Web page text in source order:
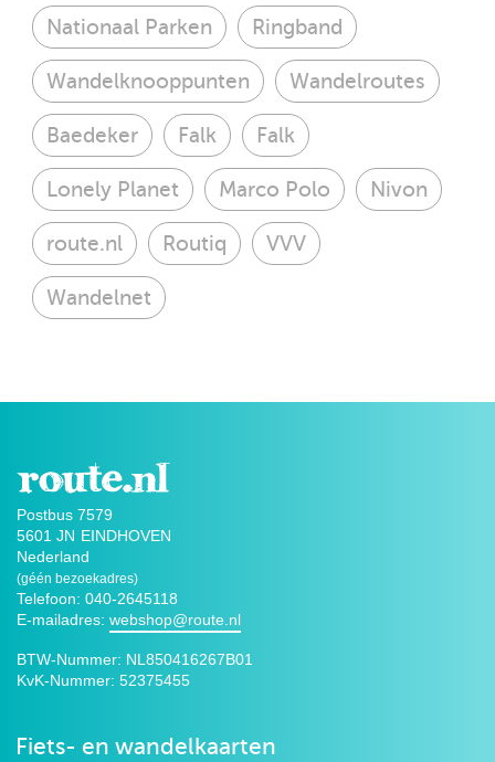
Nationaal Parken Ringband
Wandelknooppunten Wandelroutes
Baedeker Falk Falk
Lonely Planet Marco Polo Nivon
route.nl Routiq VVV
Wandelnet
Postbus 7579
5601 JN EINDHOVEN
Nederland
(géén bezoekadres)
Telefoon: 040-2645118
E-mailadres: webshop@route.nl
BTW-Nummer: NL850416267B01
KvK-Nummer: 52375455
Fiets- en wandelkaarten